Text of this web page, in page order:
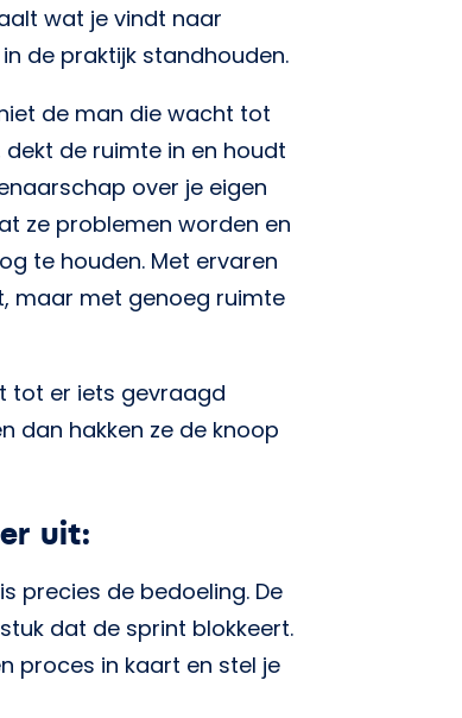
wat je vindt naar
de praktijk standhouden.
de man die wacht tot
de ruimte in en houdt
over je eigen
ze problemen worden en
te houden. Met ervaren
maar met genoeg ruimte
tot er iets gevraagd
dan hakken ze de knoop
uit:
precies de bedoeling. De
dat de sprint blokkeert.
proces in kaart en stel je